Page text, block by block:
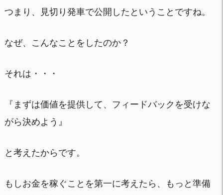
つまり、見切り発車で公開したということですね。
なぜ、こんなことをしたのか？
それは・・・
『まずは価値を提供して、フィードバックを受けな
がら決めよう』
と考えたからです。
もしお金を稼ぐことを第一に考えたら、もっと準備